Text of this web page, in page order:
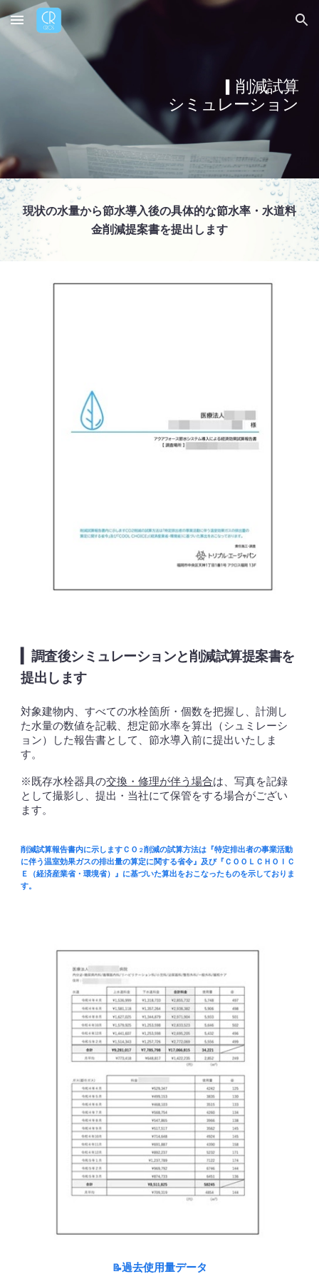
Skip to main content Skip to navigation
▎削減試算
シミュレーション
現状の水量から節水導入後の具体的な節水率・水道料
金削減提案書を提出します
調査後シミュレーションと削減試算提案書を
提出します
対象建物内、すべての水栓箇所・個数を把握し、計測し
た水量の数値を記載、想定節水率を算出（シュミレーシ
ョン）した報告書として、節水導入前に提出いたしま
す。
※既存水栓器具の交換・修理が伴う場合は、写真を記録
として撮影し、提出・当社にて保管をする場合がござい
ます。
削減試算報告書内に示しますＣＯ ２削減の試算方法は『特定排出者の事業活動
に伴う温室効果ガスの排出量の算定に関する省令』及び『ＣＯＯＬＣＨＯＩＣ
Ｅ
（経済産業省・環境省）』に基づいた算出をおこなったものを示しておりま
す。
📝過去使用量データ